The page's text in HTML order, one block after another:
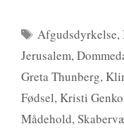
Tags
Afgudsdyrkelse,
Jerusalem,
Greta Thunberg,
Fødsel,Kristi
Mådehold,